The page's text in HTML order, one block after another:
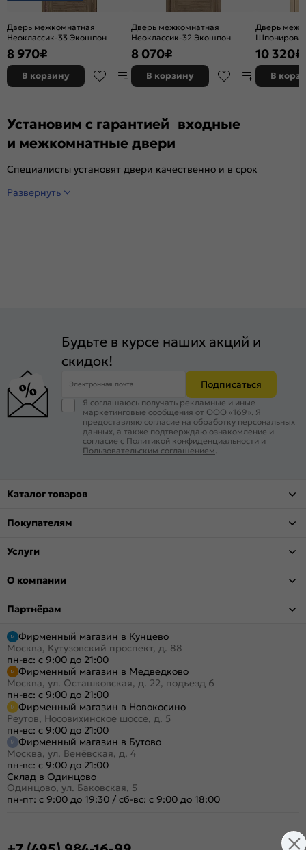
Дверь межкомнатная
Неоклассик-33 Экошпон
Original Oak, остекленная,
white сrystal, кромка нет,
филенчатая
8 970₽
В корзину
Дверь межкомнатная
Неоклассик-32 Экошпон
Original Oak, глухая, кромка
нет, филенчатая
8 070₽
В корзину
Дверь
щитовая
10 320₽
В
Установим с гарантией входные
и межкомнатные двери
Специалисты установят двери качественно и в срок
Развернуть
Будьте в курсе наших акций и
скидок!
Электронная почта Подписаться
Я соглашаюсь получать рекламные и иные
маркетинговые сообщения от ООО «169». Я
предоставляю согласие на обработку персональных
данных, а также подтверждаю ознакомление и
согласие с Политикой конфиденциальности и
Пользовательским соглашением
Каталог товаров
Покупателям
Услуги
О компании
Партнёрам
Фирменный магазин в Кунцево
Москва, Кутузовский проспект, д. 88
пн-вс: с 9:00 до 21:00
Фирменный магазин в Медведково
Москва, ул. Осташковская, д. 22, подъезд 6
пн-вс: с 9:00 до 21:00
Фирменный магазин в Новокосино
Реутов, Носовихинское шоссе, д. 5
пн-вс: с 9:00 до 21:00
Фирменный магазин в Бутово
Москва, ул. Венёвская, д. 4
пн-вс: с 9:00 до 21:00
Склад в Одинцово
Одинцово, ул. Баковская, 5
пн-пт: с 9:00 до 19:30 / сб-вс: с 9:00 до 18:00